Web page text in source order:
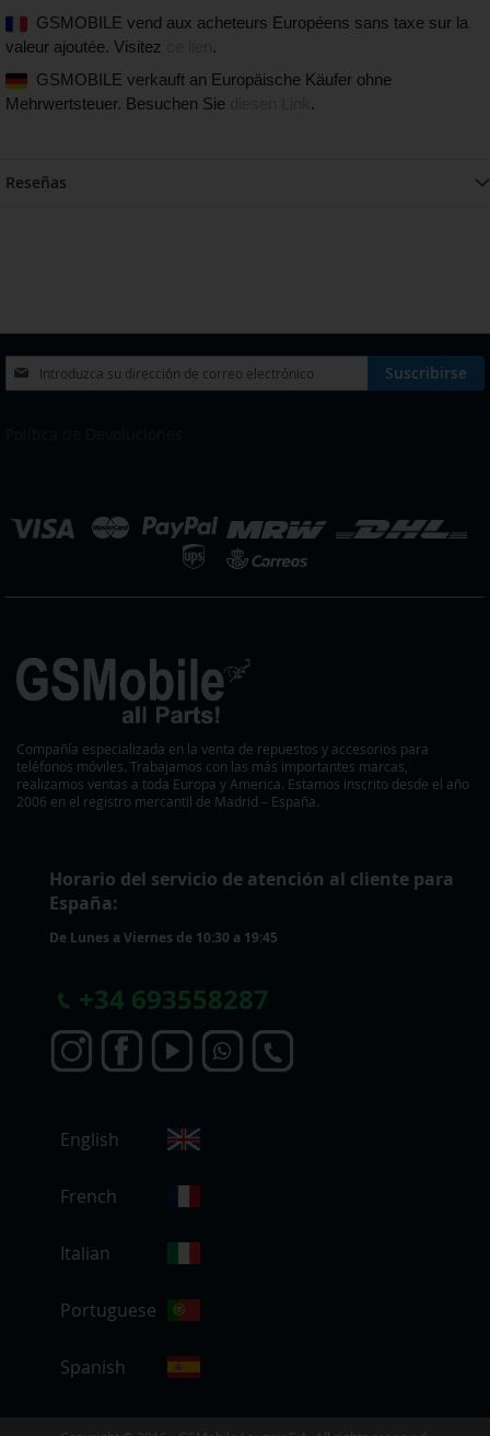
GSMOBILE vend aux acheteurs Européens sans taxe sur la
valeur ajoutée. Visitez
.
GSMOBILE verkauft an Europäische Käufer ohne
Mehrwertsteuer. Besuchen Sie
.
Reseñas
Inscríbase
a
Suscribirse
Compañía especializada en la venta de repuestos y accesorios para
teléfonos móviles. Trabajamos con las más importantes marcas,
realizamos ventas a toda Europa y America. Estamos inscrito desde el año
2006 en el registro mercantil de Madrid – España.
Horario del servicio de atención al cliente para
España:
De Lunes a Viernes de 10:30 a 19:45
+34 693558287
English
French
Italian
Portuguese
Spanish